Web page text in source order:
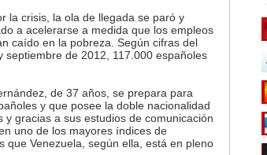
la crisis, la ola de llegada se paró y
a acelerarse a medida que los empleos
caído en la pobreza. Según cifras del
septiembre de 2012, 117.000 españoles
de 37 años, se prepara para
y que posee la doble nacionalidad
gracias a sus estudios de comunicación
uno de los mayores índices de
que Venezuela, según ella, está en pleno